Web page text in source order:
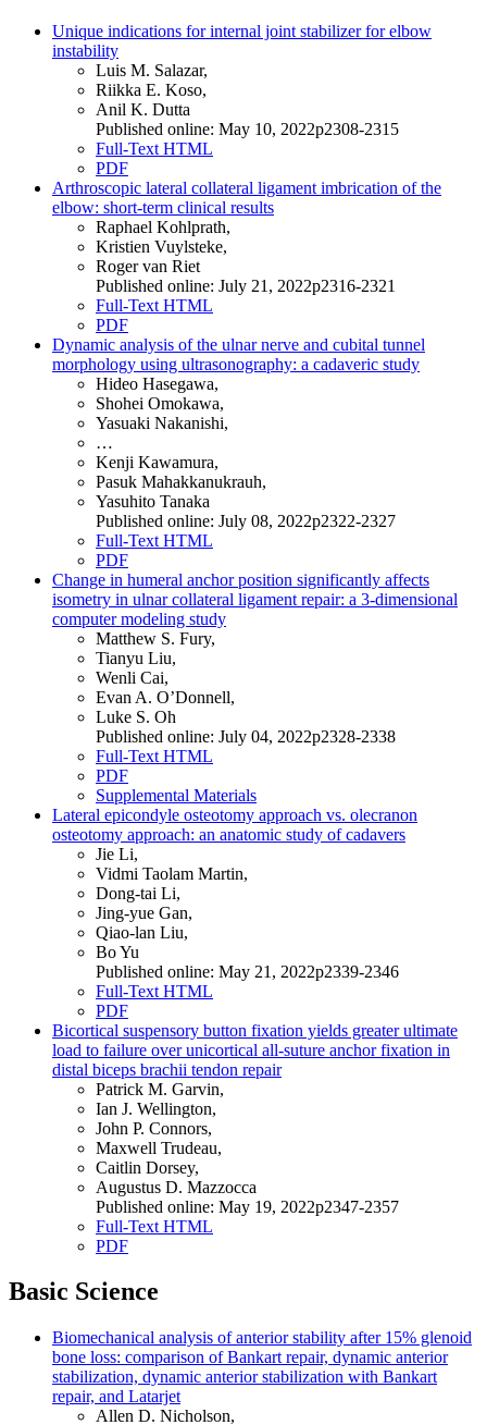
Unique indications for internal joint stabilizer for elbow
instability
Luis M. Salazar,
Riikka E. Koso,
Anil K. Dutta
Published online: May 10, 2022p2308-2315
Full-Text HTML
PDF
Arthroscopic lateral collateral ligament imbrication of the
elbow: short-term clinical results
Raphael Kohlprath,
Kristien Vuylsteke,
Roger van Riet
Published online: July 21, 2022p2316-2321
Full-Text HTML
PDF
Dynamic analysis of the ulnar nerve and cubital tunnel
morphology using ultrasonography: a cadaveric study
Hideo Hasegawa,
Shohei Omokawa,
Yasuaki Nakanishi,
…
Kenji Kawamura,
Pasuk Mahakkanukrauh,
Yasuhito Tanaka
Published online: July 08, 2022p2322-2327
Full-Text HTML
PDF
Change in humeral anchor position significantly affects
isometry in ulnar collateral ligament repair: a 3-dimensional
computer modeling study
Matthew S. Fury,
Tianyu Liu,
Wenli Cai,
Evan A. O’Donnell,
Luke S. Oh
Published online: July 04, 2022p2328-2338
Full-Text HTML
PDF
Supplemental Materials
Lateral epicondyle osteotomy approach vs. olecranon
osteotomy approach: an anatomic study of cadavers
Jie Li,
Vidmi Taolam Martin,
Dong-tai Li,
Jing-yue Gan,
Qiao-lan Liu,
Bo Yu
Published online: May 21, 2022p2339-2346
Full-Text HTML
PDF
Bicortical suspensory button fixation yields greater ultimate
load to failure over unicortical all-suture anchor fixation in
distal biceps brachii tendon repair
Patrick M. Garvin,
Ian J. Wellington,
John P. Connors,
Maxwell Trudeau,
Caitlin Dorsey,
Augustus D. Mazzocca
Published online: May 19, 2022p2347-2357
Full-Text HTML
PDF
Basic Science
Biomechanical analysis of anterior stability after 15% glenoid
bone loss: comparison of Bankart repair, dynamic anterior
stabilization, dynamic anterior stabilization with Bankart
repair, and Latarjet
Allen D. Nicholson,